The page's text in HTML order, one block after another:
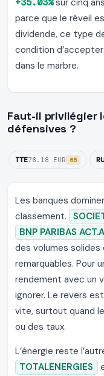
+35.03%sur cinq
parce que le réveil
dividende, ce type
condition
dans le marbre.
Faut-il privilégier
défensives ?
TTE76.18 EUR 65
Les banques
classement.
BNP PARIBAS ACT.A
des volumes
remarquables. Pour
rendement avec un
ignorer. Le revers
vite, surtout quand
ou des taux.
L’énergie reste
TOTALENERGIES